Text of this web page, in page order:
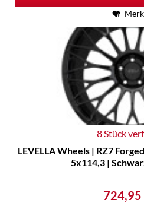
8 Stück
LEVELLA Wheels | RZ7
5x114,3 |
724,95